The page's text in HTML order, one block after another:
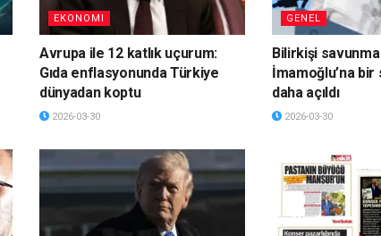
EKONOMI
Avrupa ile 12 katlık uçurum:
Gıda enflasyonunda Türkiye
dünyadan koptu
2026-03-30
GENEL
Bilirkişi
İmamoğlu’na
daha açıldı
2026-03-30